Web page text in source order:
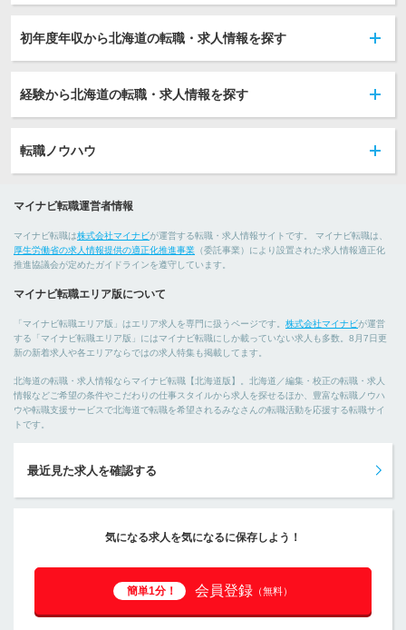
初年度年収から北海道の転職・求人情報を探す
経験から北海道の転職・求人情報を探す
転職ノウハウ
マイナビ転職運営者情報
マイナビ転職は株式会社マイナビが運営する転職・求人情報サイトです。 マイナビ転職は、
厚生労働省の求人情報提供の適正化推進事業 （委託事業）により設置された求人情報適正化
推進協議会が定めたガイドラインを遵守しています。
マイナビ転職エリア版について
「マイナビ転職エリア版」はエリア求人を専門に扱うページです。 株式会社マイナビが運営
する「マイナビ転職エリア版」にはマイナビ転職にしか載っていない求人も多数。8月7日更
新の新着求人や各エリアならではの求人特集も掲載してます。
北海道の転職・求人情報ならマイナビ転職【北海道版】。北海道／編集・校正の転職・求人
情報などご希望の条件やこだわりの仕事スタイルから求人を探せるほか、豊富な転職ノウハ
ウや転職支援サービスで北海道で転職を希望されるみなさんの転職活動を応援する転職サイ
トです。
最近見た求人を確認する
気になる求人を気になるに保存しよう！
簡単1分！ 会員登録 （無料）